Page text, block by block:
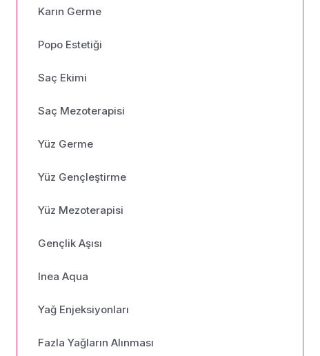
Karın Germe
Popo Estetiği
Saç Ekimi
Saç Mezoterapisi
Yüz Germe
Yüz Gençleştirme
Yüz Mezoterapisi
Gençlik Aşısı
Inea Aqua
Yağ Enjeksiyonları
Fazla Yağların Alınması